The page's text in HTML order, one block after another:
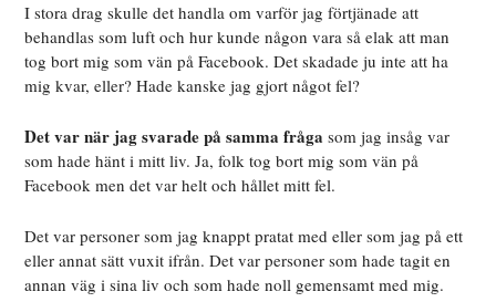
I stora drag skulle det handla om varför jag förtjänade att
behandlas som luft och hur kunde någon vara så elak att man
tog bort mig som vän på Facebook. Det skadade ju inte att ha
mig kvar, eller? Hade kanske jag gjort något fel?
Det var när jag svarade på samma frågasom jag insåg var
som hade hänt i mitt liv. Ja, folk tog bort mig som vän på
Facebook men det var helt och hållet mitt fel.
Det var personer som jag knappt pratat med eller som jag på ett
eller annat sätt vuxit ifrån. Det var personer som hade tagit en
annan väg i sina liv och som hade noll gemensamt med mig.